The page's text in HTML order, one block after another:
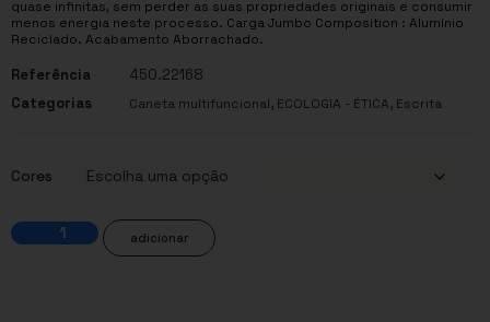
quase infinitas, sem perder as suas propriedades originais e consumir
menos energia neste processo. Carga Jumbo Composition : Alumínio
Reciclado. Acabamento Aborrachado.
Referência
450.22168
Categorias
Caneta multifuncional, ECOLOGIA - ÉTICA, Escrita
Cores
adicionar